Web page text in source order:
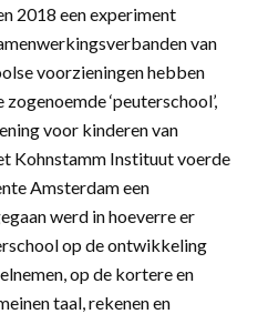
2018 een experiment
van
voorzieningen hebben
‘peuterschool’,
voor kinderen van
Kohnstamm Instituut voerde
Amsterdam een
werd in hoeverre er
op de ontwikkeling
op de kortere en
taal, rekenen en